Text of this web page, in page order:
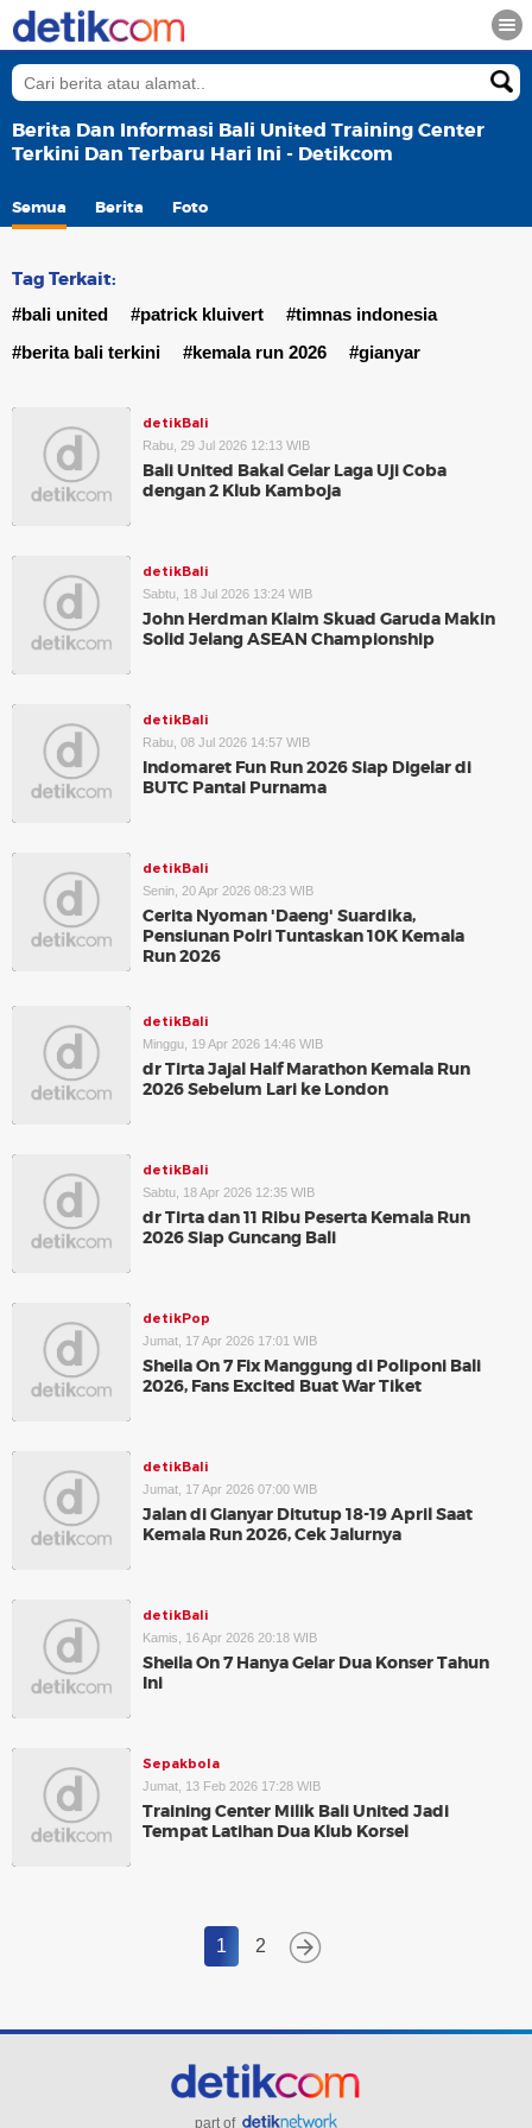
Berita Dan Informasi Bali United Training Center
Terkini Dan Terbaru Hari Ini - Detikcom
Semua Berita Foto
Tag Terkait:
#bali united #patrick kluivert
#timnas indonesia
#berita bali terkini
#kemala run 2026 #gianyar
detikBali
Rabu, 29 Jul 2026 12:13 WIB
Bali United Bakal Gelar Laga Uji Coba
dengan 2 Klub Kamboja
detikBali
Sabtu, 18 Jul 2026 13:24 WIB
John Herdman Klaim Skuad Garuda Makin
Solid Jelang ASEAN Championship
detikBali
Rabu, 08 Jul 2026 14:57 WIB
Indomaret Fun Run 2026 Siap Digelar di
BUTC Pantai Purnama
detikBali
Senin, 20 Apr 2026 08:23 WIB
Cerita Nyoman 'Daeng' Suardika,
Pensiunan Polri Tuntaskan 10K Kemala
Run 2026
detikBali
Minggu, 19 Apr 2026 14:46 WIB
dr Tirta Jajal Half Marathon Kemala Run
2026 Sebelum Lari ke London
detikBali
Sabtu, 18 Apr 2026 12:35 WIB
dr Tirta dan 11 Ribu Peserta Kemala Run
2026 Siap Guncang Bali
detikPop
Jumat, 17 Apr 2026 17:01 WIB
Sheila On 7 Fix Manggung di Poliponi Bali
2026, Fans Excited Buat War Tiket
detikBali
Jumat, 17 Apr 2026 07:00 WIB
Jalan di Gianyar Ditutup 18-19 April Saat
Kemala Run 2026, Cek Jalurnya
detikBali
Kamis, 16 Apr 2026 20:18 WIB
Sheila On 7 Hanya Gelar Dua Konser Tahun
Ini
Sepakbola
Jumat, 13 Feb 2026 17:28 WIB
Training Center Milik Bali United Jadi
Tempat Latihan Dua Klub Korsel
1 2
part of